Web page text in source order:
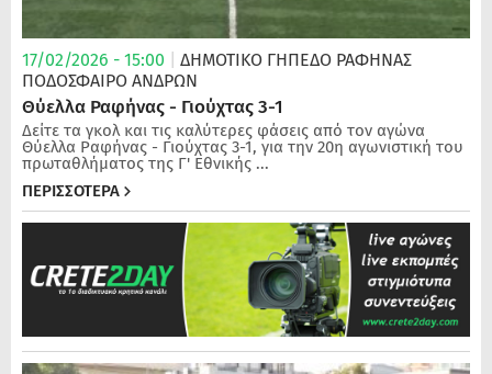
17/02/2026 - 15:00
ΔΗΜΟΤΙΚΟ ΓΗΠΕΔΟ ΡΑΦΗΝΑΣ
ΠΟΔΌΣΦΑΙΡΟ ΑΝΔΡΏΝ
Θύελλα Ραφήνας - Γιούχτας 3-1
Δείτε τα γκολ και τις καλύτερες φάσεις από τον αγώνα
Θύελλα Ραφήνας - Γιούχτας 3-1, για την 20η αγωνιστική του
πρωταθλήματος της Γ' Εθνικής ...
ΠΕΡΙΣΣΟΤΕΡΑ